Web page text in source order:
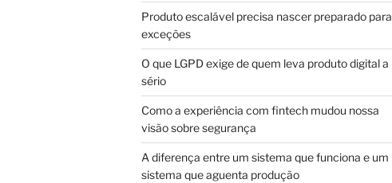
Produto escalável precisa nascer preparado para
exceções
O que LGPD exige de quem leva produto digital a
sério
Como a experiência com fintech mudou nossa
visão sobre segurança
A diferença entre um sistema que funciona e um
sistema que aguenta produção